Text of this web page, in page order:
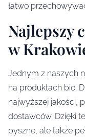
łatwo
Najlepszy
w
Jednym z naszych
na produktach bio.
najwyższej jakości,
dostawców. Dzięki
pyszne, ale także